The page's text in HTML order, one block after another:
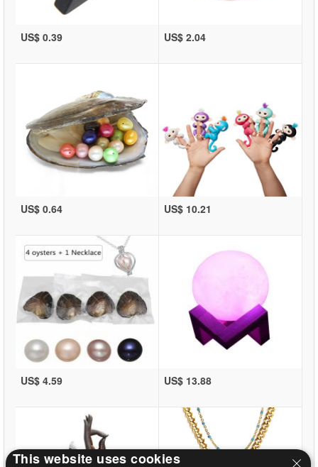
US$ 0.39 US$ 2.04
US$ 0.64 US$ 10.21
US$ 4.59 US$ 13.88
This website uses cookies